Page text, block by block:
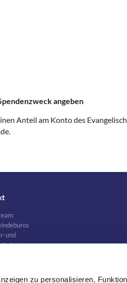
zu personalisieren,
angeben
Anteil am Konto des
und